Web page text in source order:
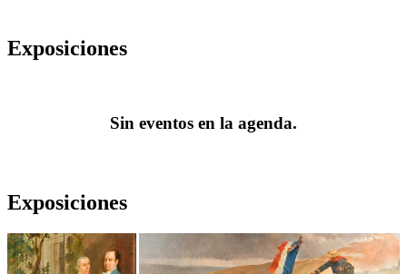
Exposiciones
Sin eventos en la agenda.
Exposiciones